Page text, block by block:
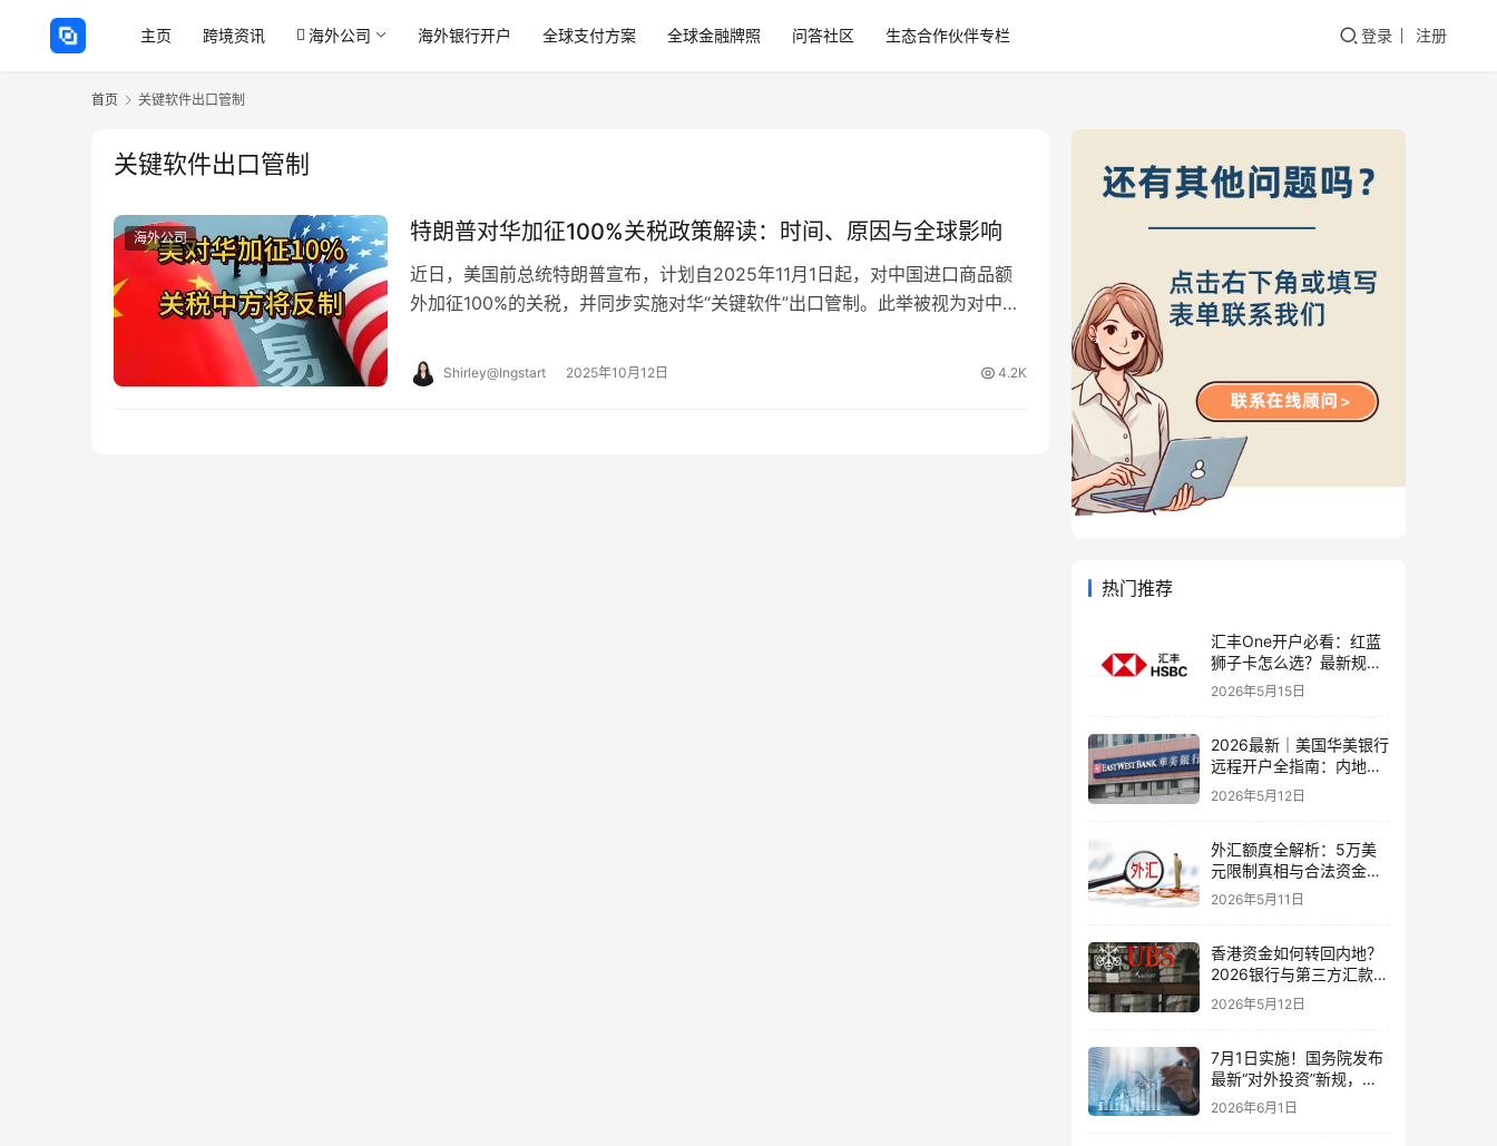
主页 跨境资讯 海外公司 海外银行开户 全球支付方案 全球金融牌照 问答社区 生态合作伙伴专栏 登录 注册
首页 关键软件出口管制
关键软件出口管制
海外公司 特朗普对华加征100%关税政策解读：时间、原因与全球影响
近日，美国前总统特朗普宣布，计划自2025年11月1日起，对中国进口商品额
外加征100%的关税，并同步实施对华“关键软件”出口管制。此举被视为对中国
Shirley@Ingstart 2025年10月12日 4.2K
热门推荐
汇丰One开户必看：红蓝
狮子卡怎么选？最新规则
+补办攻略+5个避坑指南
2026年5月15日
2026最新｜美国华美银行
远程开户全指南：内地居
民足不出户办理美股与跨
境账户实操解析
2026年5月12日
外汇额度全解析：5万美
元限制真相与合法资金出
境通道
2026年5月11日
香港资金如何转回内地？
2026银行与第三方汇款全
攻略
2026年5月12日
7月1日实施！国务院发布
最新“对外投资”新规，炒
股、出海、海外资产配置
2026年6月1日